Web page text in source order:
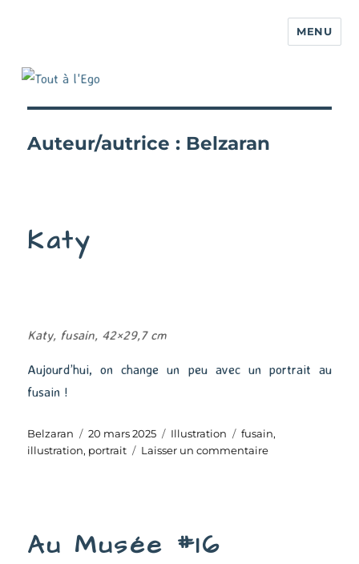
MENU
Auteur/autrice : Belzaran
Katy
Katy, fusain, 42×29,7 cm
Aujourd’hui, on change un peu avec un portrait au
fusain !
Auteur
Belzaran
Publié
le
20 mars 2025 Catégories
Illustration Étiquettes
fusain,
illustration, portrait Laisser un commentairesur
Au Musée #16